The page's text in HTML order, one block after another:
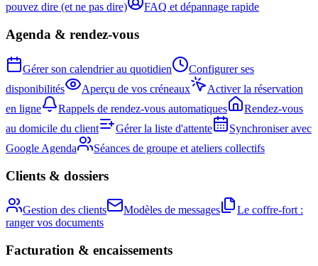
pouvez dire (et ne pas dire)
FAQ et dépannage rapide
Agenda & rendez-vous
Gérer son calendrier au quotidien
Configurer ses
disponibilités
Aperçu de vos créneaux
Activer la réservation
en ligne
Rappels de rendez-vous automatiques
Rendez-vous
au domicile du client
Gérer la liste d'attente
Synchroniser avec
Google Agenda
Séances de groupe et ateliers collectifs
Clients & dossiers
Gestion des clients Modèles de messages
Le coffre-fort :
ranger vos documents
Facturation & encaissements